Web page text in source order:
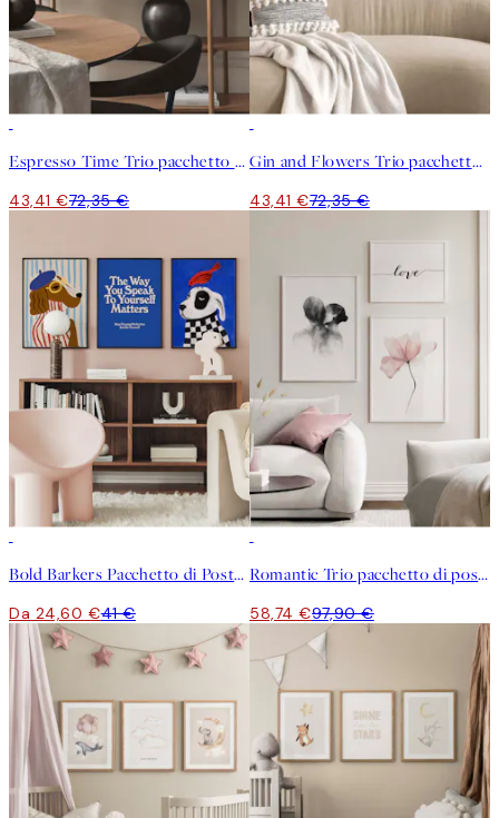
Espresso Time Trio pacchetto di poster
43,41 €72,35 €
Gin and Flowers Trio pacchetto di poster
43,41 €72,35 €
Bold Barkers Pacchetto di Poster
Da 24,60 €41 €
Romantic Trio pacchetto di poster
58,74 €97,90 €